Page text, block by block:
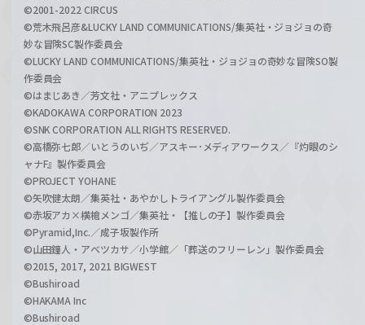
©2001-2022 CIRCUS
©荒木飛呂彦&LUCKY LAND COMMUNICATIONS/集英社・ジョジョの奇
妙な冒険SC製作委員会
©LUCKY LAND COMMUNICATIONS/集英社・ジョジョの奇妙な冒険SO製
作委員会
©はまじあき／芳文社・アニプレックス
©KADOKAWA CORPORATION 2023
©SNK CORPORATION ALL RIGHTS RESERVED.
©高橋弥七郎／いとうのいぢ／アスキー･メディアワークス／『灼眼のシ
ャナF』製作委員会
©PROJECT YOHANE
©矢吹健太朗／集英社・あやかしトライアングル製作委員会
©赤坂アカ×横槍メンゴ／集英社・【推しの子】製作委員会
©Pyramid,Inc.／成子坂製作所
©山田鐘人・アベツカサ／小学館／「葬送のフリーレン」製作委員会
©2015, 2017, 2021 BIGWEST
©Bushiroad
©HAKAMA Inc
©Bushiroad